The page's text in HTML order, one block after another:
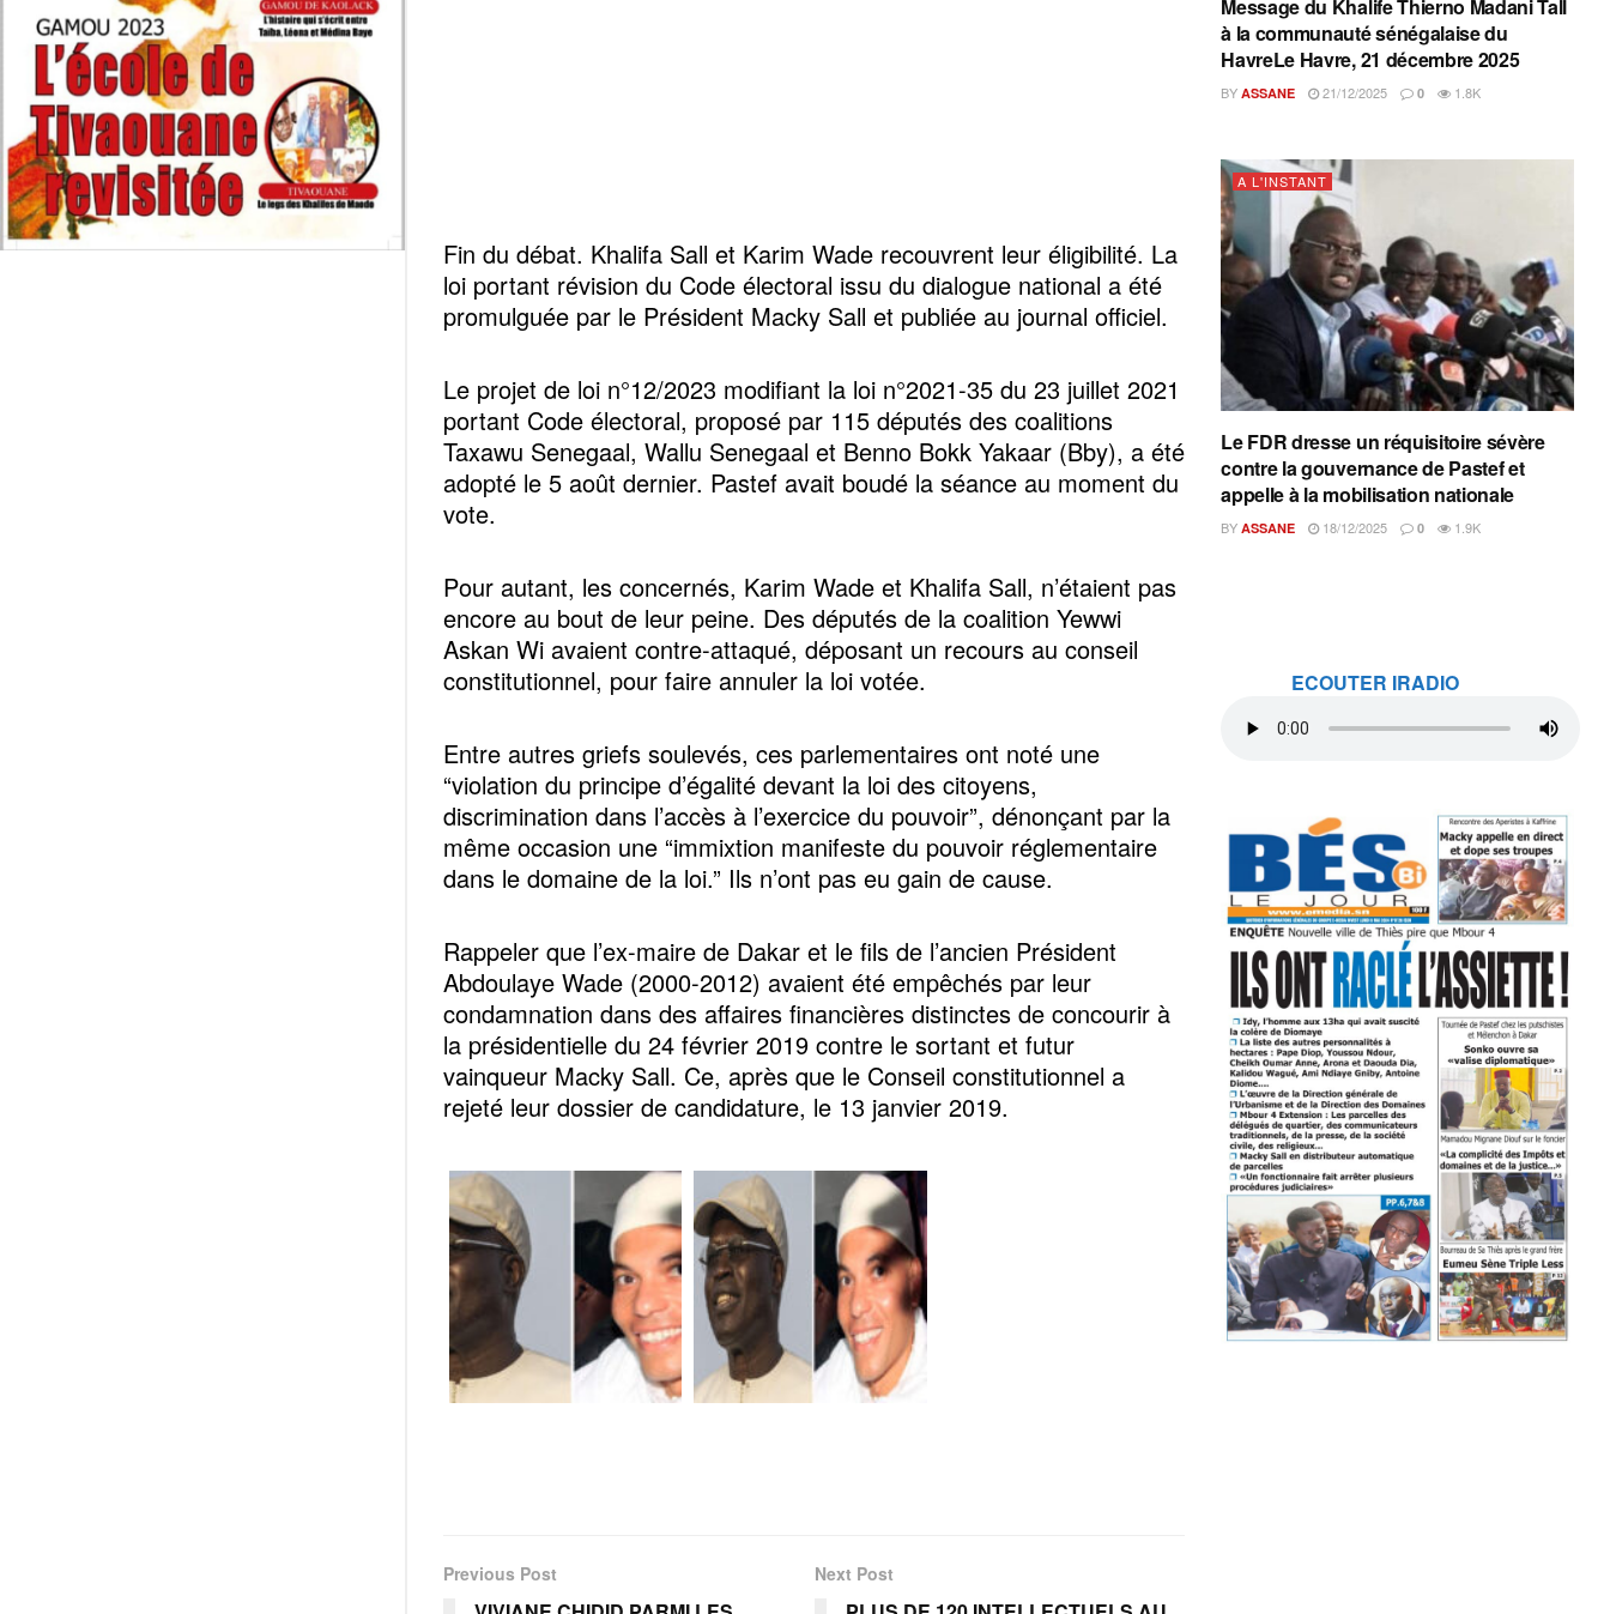
Fin du débat. Khalifa Sall et Karim Wade recouvrent leur éligibilité. La
loi portant révision du Code électoral issu du dialogue national a été
promulguée par le Président Macky Sall et publiée au journal officiel.
Le projet de loi n°12/2023 modifiant la loi n°2021-35 du 23 juillet 2021
portant Code électoral, proposé par 115 députés des coalitions
Taxawu Senegaal, Wallu Senegaal et Benno Bokk Yakaar (Bby), a été
adopté le 5 août dernier. Pastef avait boudé la séance au moment du
vote.
Pour autant, les concernés, Karim Wade et Khalifa Sall, n’étaient pas
encore au bout de leur peine. Des députés de la coalition Yewwi
Askan Wi avaient contre-attaqué, déposant un recours au conseil
constitutionnel, pour faire annuler la loi votée.
Entre autres griefs soulevés, ces parlementaires ont noté une
“violation du principe d’égalité devant la loi des citoyens,
discrimination dans l’accès à l’exercice du pouvoir”, dénonçant par la
même occasion une “immixtion manifeste du pouvoir réglementaire
dans le domaine de la loi.” Ils n’ont pas eu gain de cause.
Rappeler que l’ex-maire de Dakar et le fils de l’ancien Président
Abdoulaye Wade (2000-2012) avaient été empêchés par leur
condamnation dans des affaires financières distinctes de concourir à
la présidentielle du 24 février 2019 contre le sortant et futur
vainqueur Macky Sall. Ce, après que le Conseil constitutionnel a
rejeté leur dossier de candidature, le 13 janvier 2019.
Previous Post Next Post
Message du Khalife Thierno Madani Tall
à la communauté sénégalaise du
HavreLe Havre, 21 décembre 2025
BY ASSANE 21/12/2025 0 1.8K
A L'INSTANT
Le FDR dresse un réquisitoire sévère
contre la gouvernance de Pastef et
appelle à la mobilisation nationale
BY ASSANE 18/12/2025 0 1.9K
ECOUTER IRADIO